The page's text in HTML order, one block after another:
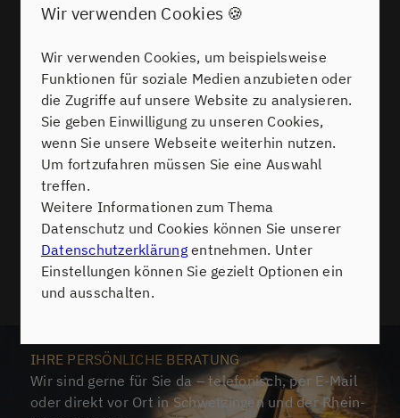
sondern auch besonders sicher und reibungslos
Stellen Sie Ihre Fragen offen und scheuen Sie sich
nicht, professionelle Beratung zu nutzen – das
schützt vor Steuernachforderungen und schafft
echte Klarheit im Verkaufsprozess. Wenn Sie den
steuerfreien Immobilienverkauf planen oder mehr
zu Ihren individuellen Möglichkeiten erfahren
möchten, schreiben oder rufen Sie uns jederzeit
gern an.
IHRE PERSÖNLICHE BERATUNG
Wir sind gerne für Sie da – telefonisch, per E-Mail
oder direkt vor Ort in Schwetzingen und der Rhein-
Wir verwenden Cookies 🍪
Wir verwenden Cookies, um beispielsweise
Funktionen für soziale Medien anzubieten oder
die Zugriffe auf unsere Website zu analysieren.
Sie geben Einwilligung zu unseren Cookies,
wenn Sie unsere Webseite weiterhin nutzen.
Um fortzufahren müssen Sie eine Auswahl
treffen.
Weitere Informationen zum Thema
Datenschutz und Cookies können Sie unserer
Datenschutzerklärungentnehmen. Unter
Einstellungen können Sie gezielt Optionen ein
und ausschalten.